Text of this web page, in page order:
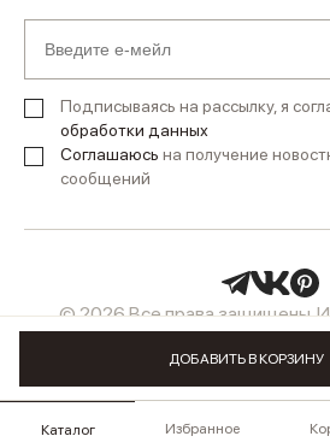
Каталог Избранное
ДОБАВИТЬ В КОРЗИНУ
Подписываясь на рассылку, я
обработки данных
Соглашаюсь на получение
сообщений
© 2026 Все права защищены.
женской одежды